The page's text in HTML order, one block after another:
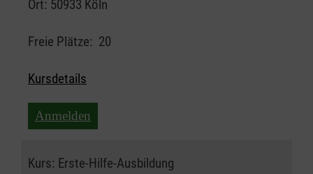
Ort: 50933 Köln
Freie Plätze: 20
Kursdetails
Anmelden
Kurs: Erste-Hilfe-Ausbildung